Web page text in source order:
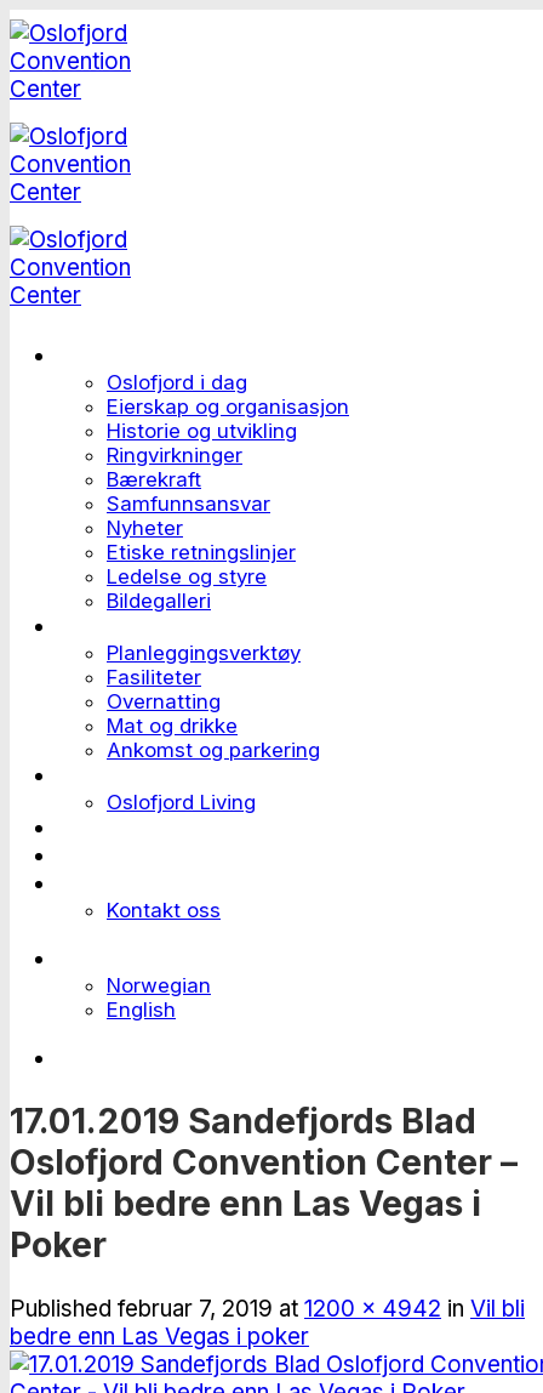
Skip
to
content
Oslofjord i dag
Eierskap og organisasjon
Historie og utvikling
Ringvirkninger
Bærekraft
Samfunnsansvar
Nyheter
Etiske retningslinjer
Ledelse og styre
Bildegalleri
Planleggingsverktøy
Fasiliteter
Overnatting
Mat og drikke
Ankomst og parkering
Oslofjord Living
Kontakt oss
Norwegian
English
17.01.2019 Sandefjords Blad
Oslofjord Convention Center –
Vil bli bedre enn Las Vegas i
Poker
Published februar 7, 2019 at 1200 × 4942 in Vil bli
bedre enn Las Vegas i poker